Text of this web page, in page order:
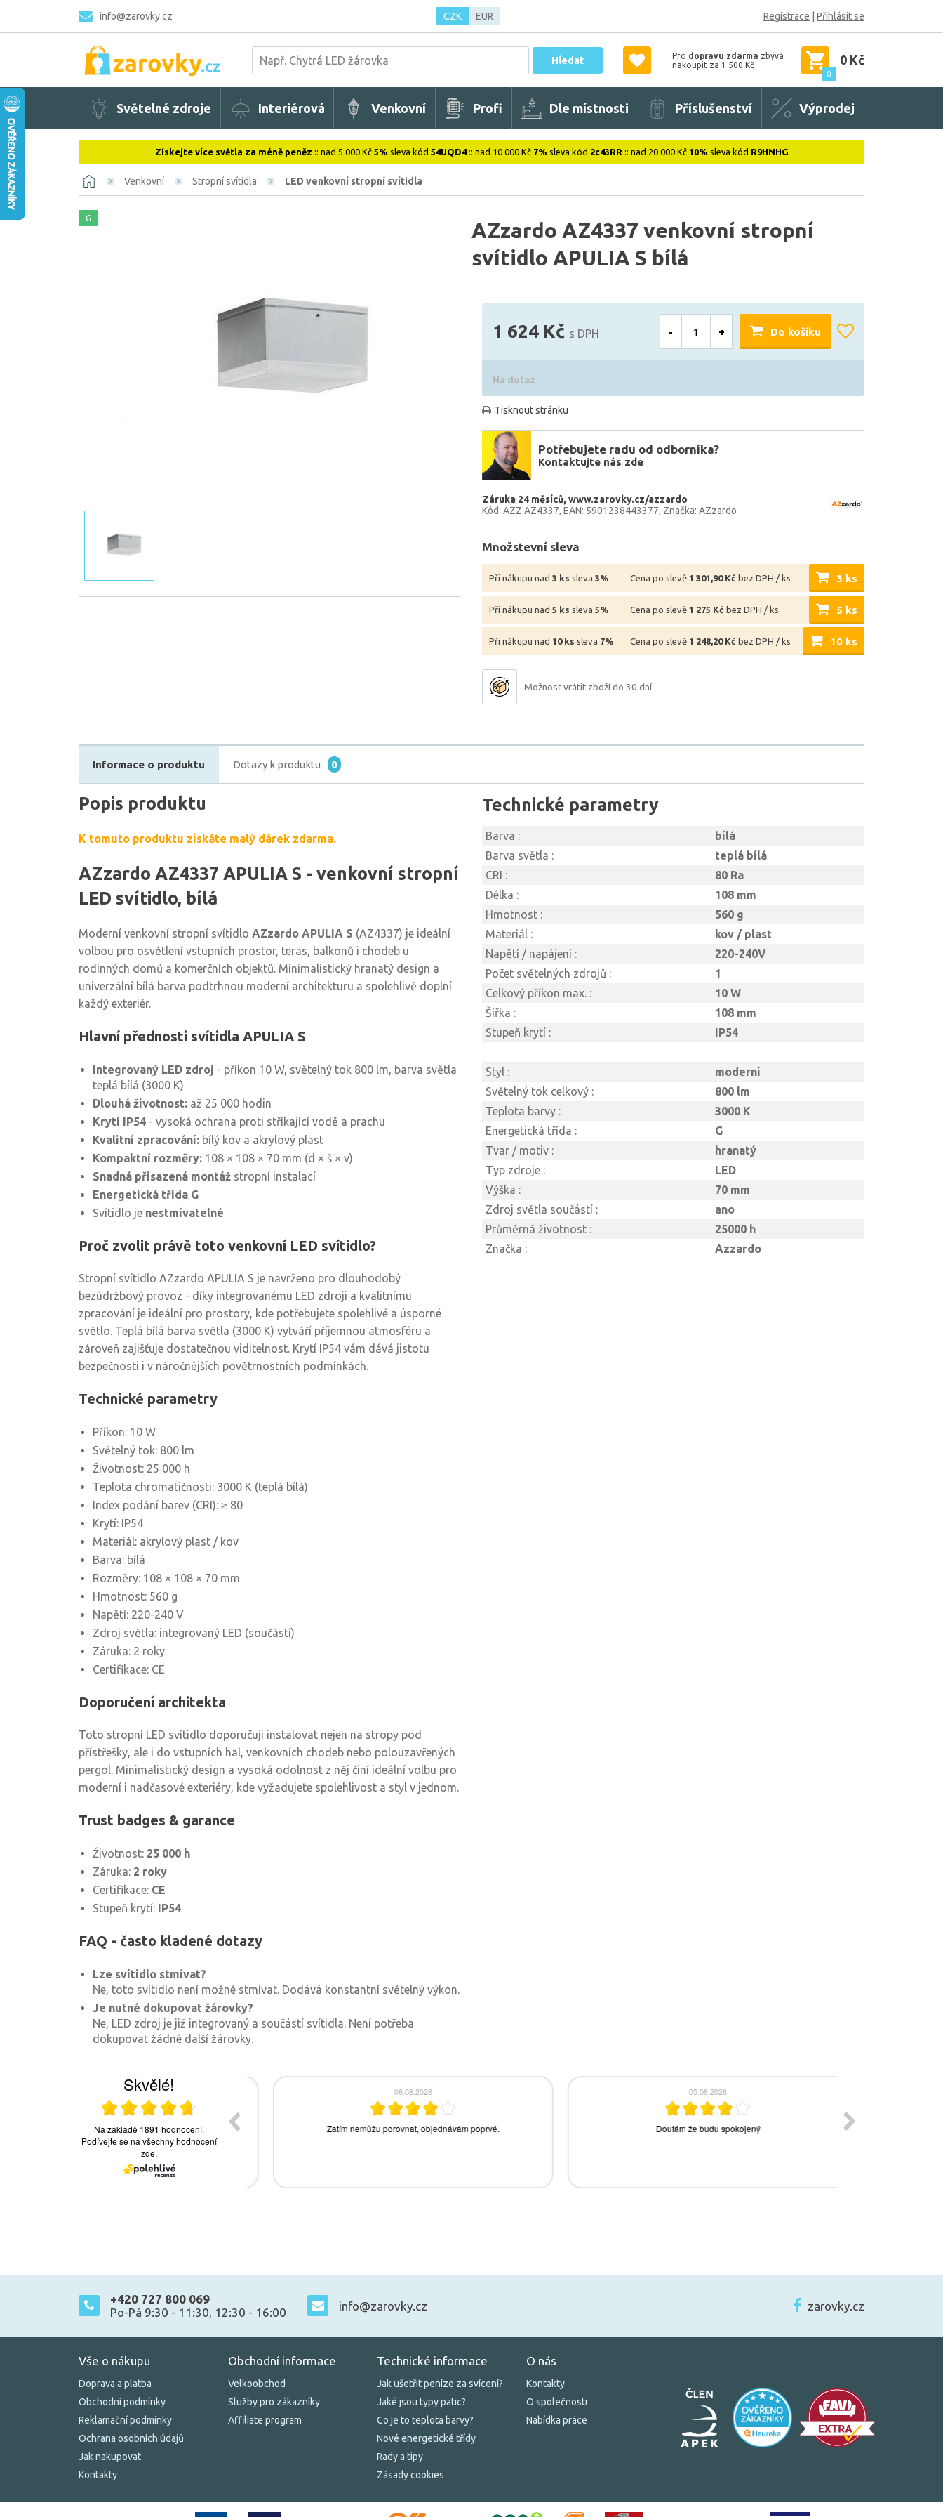
info@zarovky.cz CZK EUR Registrace Přihlásit se
Hledat Pro dopravu zdarma zbývá
nakoupit za 1 500 Kč
0
0 Kč
Světelné zdroje Interiérová Venkovní Profi Dle místnosti Příslušenství Výprodej
Získejte více světla za méně peněz :: nad 5 000 Kč 5% sleva kód 54UQD4:: nad 10 000 Kč 7% sleva kód 2c43RR :: nad 20 000 Kč 10% sleva kód R9HNHG
Venkovní Stropní svítidla LED venkovní stropní svítidla
AZzardo AZ4337 venkovní stropní
svítidlo APULIA S bílá
G
1 624 Kč s DPH - + Do košíku
Na dotaz
Tisknout stránku
Potřebujete radu od odborníka?
Kontaktujte nás zde
Záruka 24 měsíců www.zarovky.cz/azzardo
Kód: AZZ AZ4337 EAN: 5901238443377 Značka: AZzardo
Množstevní sleva
Při nákupu nad 3 ks sleva 3% Cena po slevě 1 301,90 Kč bez DPH / ks 3 ks
Při nákupu nad 5 ks sleva 5% Cena po slevě 1 275 Kč bez DPH / ks 5 ks
Při nákupu nad 10 ks sleva 7% Cena po slevě 1 248,20 Kč bez DPH / ks 10 ks
Možnost vrátit zboží do 30 dní
Informace o produktu Dotazy k produktu 0
Popis produktu
K tomuto produktu získáte malý dárek zdarma.
AZzardo AZ4337 APULIA S - venkovní stropní
LED svítidlo, bílá
Moderní venkovní stropní svítidlo AZzardo APULIA S (AZ4337) je ideální
volbou pro osvětlení vstupních prostor, teras, balkonů i chodeb u
rodinných domů a komerčních objektů. Minimalistický hranatý design a
univerzální bílá barva podtrhnou moderní architekturu a spolehlivě doplní
každý exteriér.
Hlavní přednosti svítidla APULIA S
Integrovaný LED zdroj - příkon 10 W, světelný tok 800 lm, barva světla
teplá bílá (3000 K)
Dlouhá životnost: až 25 000 hodin
Krytí IP54 - vysoká ochrana proti stříkající vodě a prachu
Kvalitní zpracování: bílý kov a akrylový plast
Kompaktní rozměry: 108 × 108 × 70 mm (d × š × v)
Snadná přisazená montáž stropní instalací
Energetická třída G
Svítidlo je nestmívatelné
Proč zvolit právě toto venkovní LED svítidlo?
Stropní svítidlo AZzardo APULIA S je navrženo pro dlouhodobý
bezúdržbový provoz - díky integrovanému LED zdroji a kvalitnímu
zpracování je ideální pro prostory, kde potřebujete spolehlivé a úsporné
světlo. Teplá bílá barva světla (3000 K) vytváří příjemnou atmosféru a
zároveň zajišťuje dostatečnou viditelnost. Krytí IP54 vám dává jistotu
bezpečnosti i v náročnějších povětrnostních podmínkách.
Technické parametry
Příkon: 10 W
Světelný tok: 800 lm
Životnost: 25 000 h
Teplota chromatičnosti: 3000 K (teplá bílá)
Index podání barev (CRI): ≥ 80
Krytí: IP54
Materiál: akrylový plast / kov
Barva: bílá
Rozměry: 108 × 108 × 70 mm
Hmotnost: 560 g
Napětí: 220-240 V
Zdroj světla: integrovaný LED (součástí)
Záruka: 2 roky
Certifikace: CE
Doporučení architekta
Toto stropní LED svítidlo doporučuji instalovat nejen na stropy pod
přístřešky, ale i do vstupních hal, venkovních chodeb nebo polouzavřených
pergol. Minimalistický design a vysoká odolnost z něj činí ideální volbu pro
moderní i nadčasové exteriéry, kde vyžadujete spolehlivost a styl v jednom.
Trust badges & garance
Životnost: 25 000 h
Záruka: 2 roky
Certifikace: CE
Stupeň krytí: IP54
FAQ - často kladené dotazy
Lze svítidlo stmívat?
Ne, toto svítidlo není možné stmívat. Dodává konstantní světelný výkon.
Je nutné dokupovat žárovky?
Ne, LED zdroj je již integrovaný a součástí svítidla. Není potřeba
dokupovat žádné další žárovky.
Technické parametry
Barva :
bílá
Barva světla :
teplá bílá
CRI :
80 Ra
Délka :
108 mm
Hmotnost :
560 g
Materiál :
kov / plast
Napětí / napájení :
220-240V
Počet světelných zdrojů :
1
Celkový příkon max. :
10 W
Šířka :
108 mm
Stupeň krytí :
IP54
Styl :
moderní
Světelný tok celkový :
800 lm
Teplota barvy :
3000 K
Energetická třída :
G
Tvar / motiv :
hranatý
Typ zdroje :
LED
Výška :
70 mm
Zdroj světla součástí :
ano
Průměrná životnost :
25000 h
Značka :
Azzardo
+420 727 800 069
Po-Pá 9:30 - 11:30, 12:30 - 16:00
info@zarovky.cz zarovky.cz
Vše o nákupu
Doprava a platba
Obchodní podmínky
Reklamační podmínky
Ochrana osobních údajů
Jak nakupovat
Kontakty
Obchodní informace
Velkoobchod
Služby pro zákazníky
Affiliate program
Technické informace
Jak ušetřit peníze za svícení?
Jaké jsou typy patic?
Co je to teplota barvy?
Nové energetické třídy
Rady a tipy
Zásady cookies
O nás
Kontakty
O společnosti
Nabídka práce